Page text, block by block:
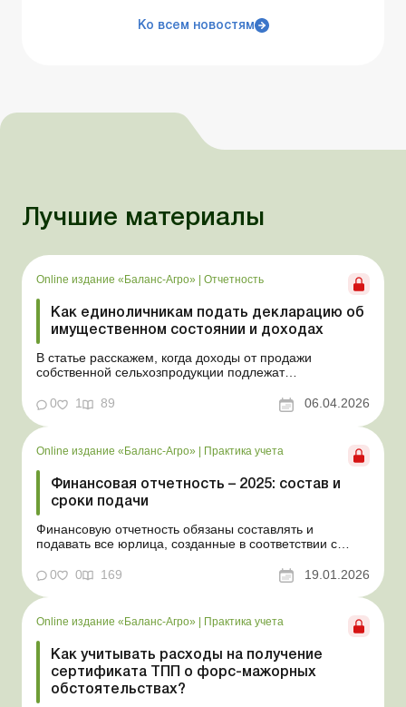
Ко всем новостям
Лучшие материалы
Online издание «Баланс-Агро» Отчетность
Как единоличникам подать декларацию об
имущественном состоянии и доходах
В статье расскажем, когда доходы от продажи
собственной сельхозпродукции подлежат
подать декларацию и как определить и
задекларировать налогооблагаемый доход. Баланс-
Агро № 14 от 7 апреля 2026 года На практике
физлица, которые самостоятельно обрабат...
0 1 89 06.04.2026
Online издание «Баланс-Агро» | Практика учета
Финансовая отчетность – 2025: состав и
сроки подачи
Финансовую отчетность обязаны составлять и
подавать все юрлица, созданные в соответствии с
представительства юрлиц, созданных согласно
законодательству иностранного государства. В статье
расскажем, в какие сроки и по каким формам нужно
подавать финотчет...
0 0 169 19.01.2026
Online издание «Баланс-Агро» | Практика учета
Как учитывать расходы на получение
сертификата ТПП о форс-мажорных
обстоятельствах?